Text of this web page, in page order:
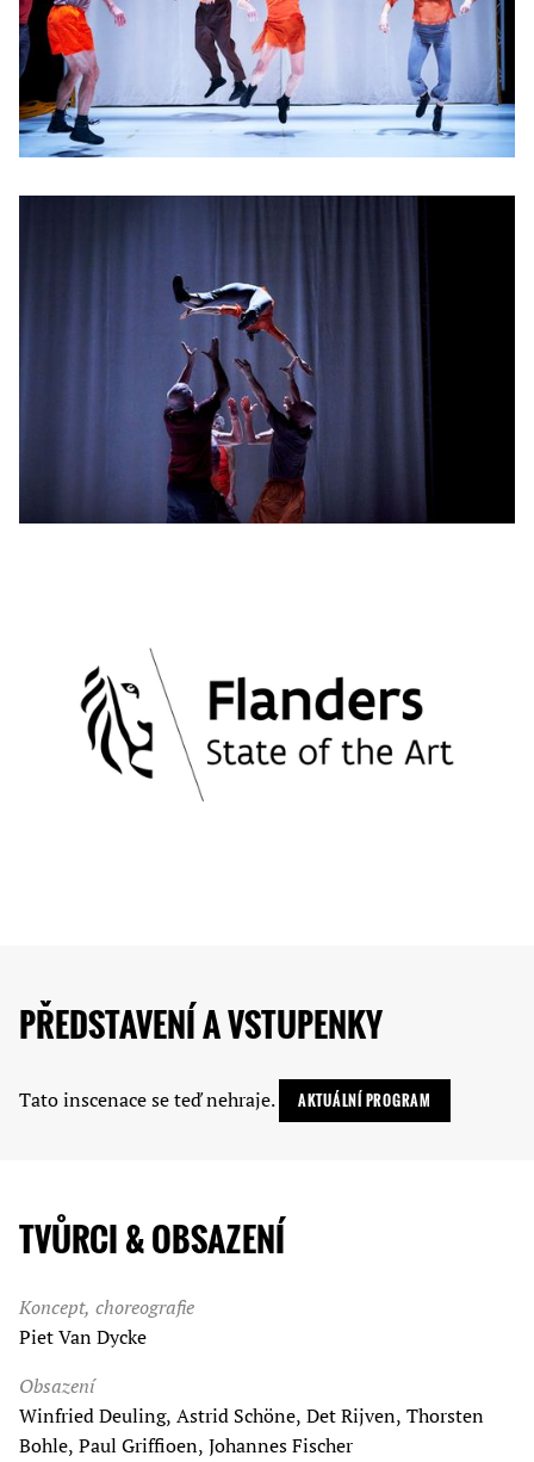
PŘEDSTAVENÍ A VSTUPENKY
Tato inscenace se teď nehraje. AKTUÁLNÍ PROGRAM
TVŮRCI & OBSAZENÍ
Koncept, choreografie
Piet Van Dycke
Obsazení
Winfried Deuling, Astrid Schöne, Det Rijven, Thorsten
Bohle, Paul Griffioen, Johannes Fischer